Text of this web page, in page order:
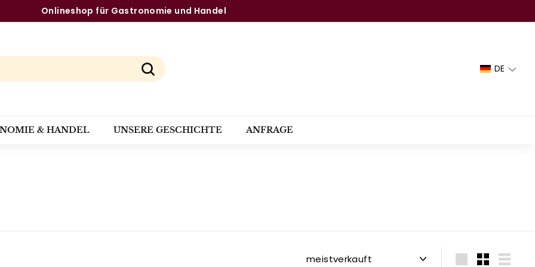
Onlineshop für Gastronomie und Handel
Suchen
DE
& HANDEL UNSERE GESCHICHTE ANFRAGE
Sortieren